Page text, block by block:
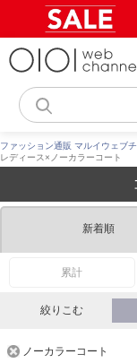
ッ
プ
ファッション通販 マルイウェブ
レディース×ノーカラーコート
新着順
累計
絞りこむ
ノーカラーコート